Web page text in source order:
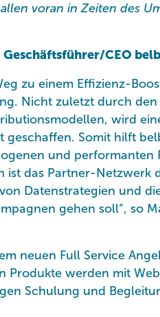
voran in Zeiten des
Geschäftsführer/CEO
zu einem Effizienz-
Nicht zuletzt durch den
wird
geschaffen. Somit hilft
und performanten
ist das Partner-Netzwerk
Datenstrategien und
gehen soll“, so
neuen Full Service
Produkte werden mit
Schulung und